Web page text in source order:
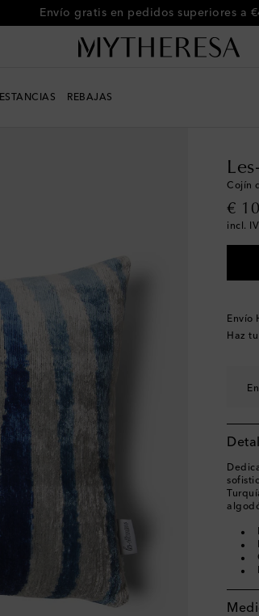
Envío gratis en pedidos superiores a
ESTANCIAS REBAJAS
Cojín
€
incl.
Envío
Haz